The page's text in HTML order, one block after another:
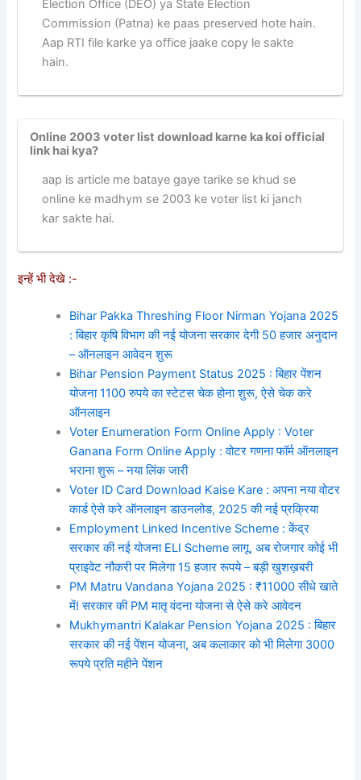
Election Office (DEO) ya State Election
Commission (Patna) ke paas preserved hote hain.
Aap RTI file karke ya office jaake copy le sakte
hain.
Online 2003 voter list download karne ka koi official
link hai kya?
aap is article me bataye gaye tarike se khud se
online ke madhym se 2003 ke voter list ki janch
kar sakte hai.
इन्हें भी देखे :-
Bihar Pakka Threshing Floor Nirman Yojana 2025
: बिहार कृषि विभाग की नई योजना सरकार देगी 50 हजार अनुदान
– ऑनलाइन आवेदन शुरू
Bihar Pension Payment Status 2025 : बिहार पेंशन
योजना 1100 रुपये का स्टेटस चेक होना शुरू, ऐसे चेक करे
ऑनलाइन
Voter Enumeration Form Online Apply : Voter
Ganana Form Online Apply : वोटर गणना फॉर्म ऑनलाइन
भराना शुरू – नया लिंक जारी
Voter ID Card Download Kaise Kare : अपना नया वोटर
कार्ड ऐसे करे ऑनलाइन डाउनलोड, 2025 की नई प्रक्रिया
Employment Linked Incentive Scheme : केंद्र
सरकार की नई योजना ELI Scheme लागू, अब रोजगार कोई भी
प्राइवेट नौकरी पर मिलेगा 15 हजार रूपये – बड़ी खुशख़बरी
PM Matru Vandana Yojana 2025 : ₹11000 सीधे खाते
में! सरकार की PM मातृ वंदना योजना से ऐसे करे आवेदन
Mukhymantri Kalakar Pension Yojana 2025 : बिहार
सरकार की नई पेंशन योजना, अब कलाकार को भी मिलेगा 3000
रूपये प्रति महीने पेंशन